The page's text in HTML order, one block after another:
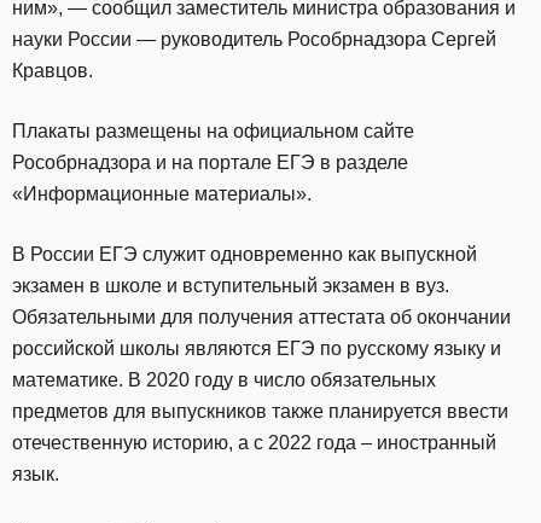
ним», — сообщил заместитель министра образования и
науки России — руководитель Рособрнадзора Сергей
Кравцов.
Плакаты размещены на официальном сайте
Рособрнадзора и на портале ЕГЭ в разделе
«Информационные материалы».
В России ЕГЭ служит одновременно как выпускной
экзамен в школе и вступительный экзамен в вуз.
Обязательными для получения аттестата об окончании
российской школы являются ЕГЭ по русскому языку и
математике. В 2020 году в число обязательных
предметов для выпускников также планируется ввести
отечественную историю, а с 2022 года – иностранный
язык.